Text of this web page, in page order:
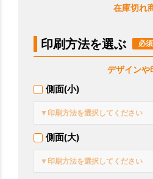
在庫切れ
印刷方法を選ぶ
デザイン
側面(小)
▼印刷方法を選択してください
側面(大)
▼印刷方法を選択してください